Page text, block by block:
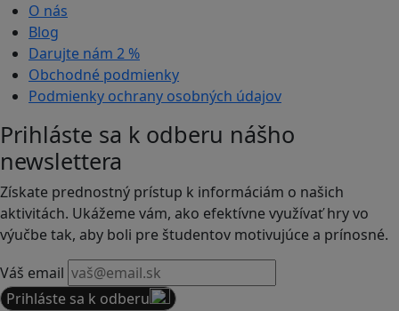
O nás
Blog
Darujte nám 2 %
Obchodné podmienky
Podmienky ochrany osobných údajov
Prihláste sa k odberu nášho
newslettera
Získate prednostný prístup k informáciám o našich
aktivitách. Ukážeme vám, ako efektívne využívať hry vo
výučbe tak, aby boli pre študentov motivujúce a prínosné.
Váš email
Prihláste sa k odberu